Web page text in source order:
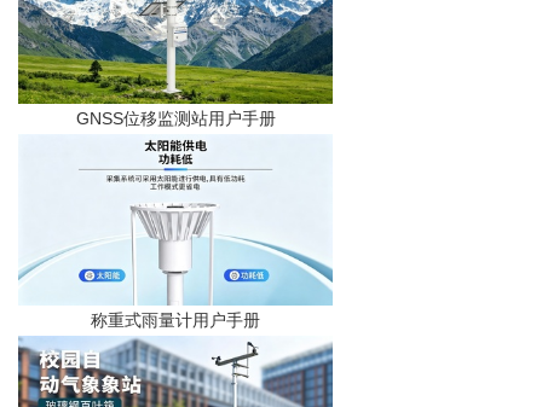
GNSS位移监测站用户手册
称重式雨量计用户手册